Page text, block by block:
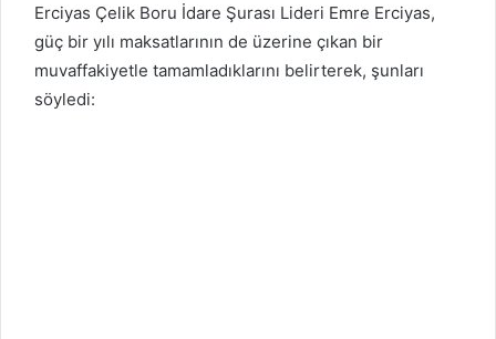
Erciyas Çelik Boru İdare Şurası Lideri Emre Erciyas,
güç bir yılı maksatlarının de üzerine çıkan bir
muvaffakiyetle tamamladıklarını belirterek, şunları
söyledi: